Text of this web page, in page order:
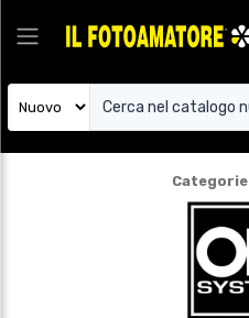
Categorie